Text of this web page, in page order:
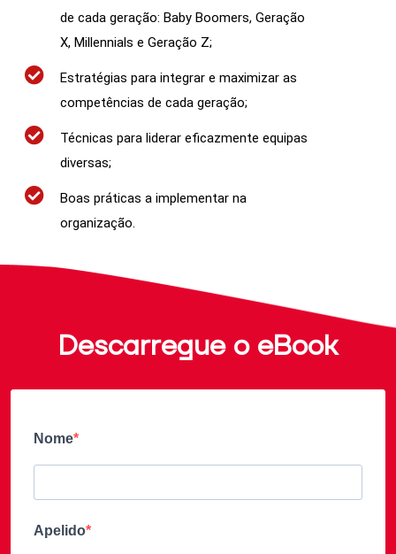
de cada geração: Baby Boomers, Geração
X, Millennials e Geração Z;
Estratégias para integrar e maximizar as
competências de cada geração;
Técnicas para liderar eficazmente equipas
diversas;
Boas práticas a implementar na
organização.
Descarregue o eBook
Nome
Apelido
funcionalidade
e a estrutura
do sítio Web,
forma como o
utilizado.
Experiência
Para que o
nosso sítio
Web tenha o
recusar estes
cookies,
Ao partilhar os
e